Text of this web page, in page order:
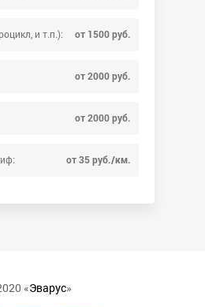
и т.п.): от 1500 руб.
от 2000 руб.
от 2000 руб.
от 35 руб./км.
«Эварус»